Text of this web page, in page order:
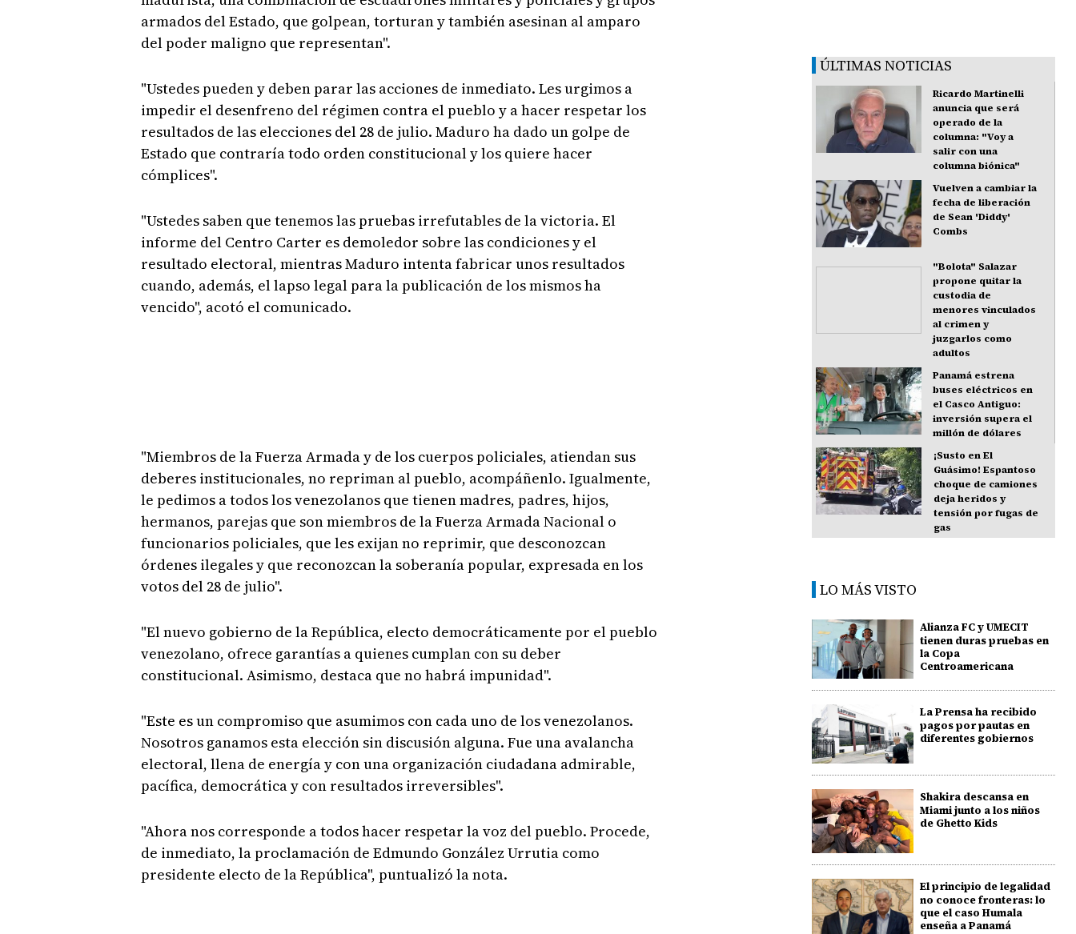
armados del Estado, que golpean, torturan y también asesinan al amparo
del poder maligno que representan".
"Ustedes pueden y deben parar las acciones de inmediato. Les urgimos a
impedir el desenfreno del régimen contra el pueblo y a hacer respetar los
resultados de las elecciones del 28 de julio. Maduro ha dado un golpe de
Estado que contraría todo orden constitucional y los quiere hacer
cómplices".
"Ustedes saben que tenemos las pruebas irrefutables de la victoria. El
informe del Centro Carter es demoledor sobre las condiciones y el
resultado electoral, mientras Maduro intenta fabricar unos resultados
cuando, además, el lapso legal para la publicación de los mismos ha
vencido", acotó el comunicado.
"Miembros de la Fuerza Armada y de los cuerpos policiales, atiendan sus
deberes institucionales, no repriman al pueblo, acompáñenlo. Igualmente,
le pedimos a todos los venezolanos que tienen madres, padres, hijos,
hermanos, parejas que son miembros de la Fuerza Armada Nacional o
funcionarios policiales, que les exijan no reprimir, que desconozcan
órdenes ilegales y que reconozcan la soberanía popular, expresada en los
votos del 28 de julio".
"El nuevo gobierno de la República, electo democráticamente por el pueblo
venezolano, ofrece garantías a quienes cumplan con su deber
constitucional. Asimismo, destaca que no habrá impunidad".
"Este es un compromiso que asumimos con cada uno de los venezolanos.
Nosotros ganamos esta elección sin discusión alguna. Fue una avalancha
electoral, llena de energía y con una organización ciudadana admirable,
pacífica, democrática y con resultados irreversibles".
"Ahora nos corresponde a todos hacer respetar la voz del pueblo. Procede,
de inmediato, la proclamación de Edmundo González Urrutia como
presidente electo de la República", puntualizó la nota.
ÚLTIMAS NOTICIAS
Ricardo Martinelli
anuncia que será
operado de la
columna: "Voy a
salir con una
columna biónica"
Vuelven a cambiar la
fecha de liberación
de Sean 'Diddy'
Combs
"Bolota" Salazar
propone quitar la
custodia de
menores vinculados
al crimen y
juzgarlos como
adultos
Panamá estrena
buses eléctricos en
el Casco Antiguo:
inversión supera el
millón de dólares
¡Susto en El
Guásimo! Espantoso
choque de camiones
deja heridos y
tensión por fugas de
gas
LO MÁS VISTO
Alianza FC y UMECIT
tienen duras pruebas en
la Copa
Centroamericana
La Prensa ha recibido
pagos por pautas en
diferentes gobiernos
Shakira descansa en
Miami junto a los niños
de Ghetto Kids
El principio de legalidad
no conoce fronteras: lo
que el caso Humala
enseña a Panamá